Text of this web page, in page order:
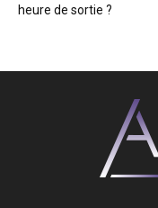
heure de sortie ?